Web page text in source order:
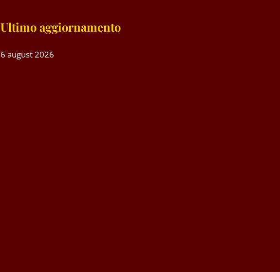
Ultimo aggiornamento
6 august 2026